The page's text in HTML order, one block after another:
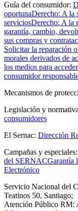
Guía del consumidor:
oportunaDerecho: A la
serviciosDerecho: A la
garantía, cambio,
sus compras y
Solicitar la reparación
morales derivados de
los medios para
consumidor
Mecanismos de
Legislación y
consumidores
El Sernac: Dirección
Campañas y especiales:
del SERNACGarantía
Electrónico
Servicio Nacional del
Teatinos 50, Santiago;
Atención Público RM: